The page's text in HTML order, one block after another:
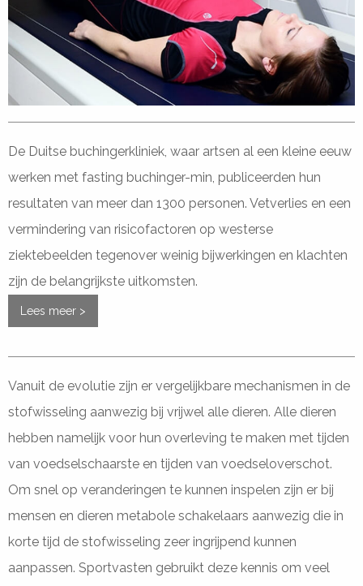
De Duitse buchingerkliniek, waar artsen al een kleine eeuw
werken met fasting buchinger-min, publiceerden hun
resultaten van meer dan 1300 personen. Vetverlies en een
vermindering van risicofactoren op westerse
ziektebeelden tegenover weinig bijwerkingen en klachten
zijn de belangrijkste uitkomsten.
Lees meer >
Vanuit de evolutie zijn er vergelijkbare mechanismen in de
stofwisseling aanwezig bij vrijwel alle dieren. Alle dieren
hebben namelijk voor hun overleving te maken met tijden
van voedselschaarste en tijden van voedseloverschot.
Om snel op veranderingen te kunnen inspelen zijn er bij
mensen en dieren metabole schakelaars aanwezig die in
korte tijd de stofwisseling zeer ingrijpend kunnen
aanpassen. Sportvasten gebruikt deze kennis om veel